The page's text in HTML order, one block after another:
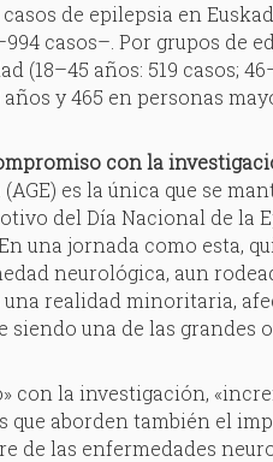
de epilepsia en
casos–. Por grupos de
(18–45 años: 519 casos;
y 465 en personas
con la
es la única que se
del Día Nacional de la
una jornada como esta,
neurológica, aun
una realidad minoritaria,
siendo una de las
con la investigación,
aborden también el
de las enfermedades